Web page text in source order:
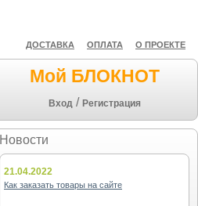
ДОСТАВКА ОПЛАТА О ПРОЕКТЕ
Мой БЛОКНОТ
Вход / Регистрация
Новости
21.04.2022
Как заказать товары на сайте